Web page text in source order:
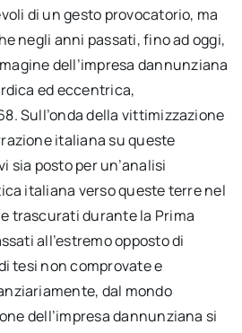
di un gesto provocatorio, ma
negli anni passati, fino ad oggi,
dell’impresa dannunziana
ed eccentrica,
Sull’onda della vittimizzazione
italiana su queste
sia posto per un’analisi
italiana verso queste terre nel
trascurati durante la Prima
all’estremo opposto di
tesi non comprovate e
dal mondo
dell’impresa dannunziana si